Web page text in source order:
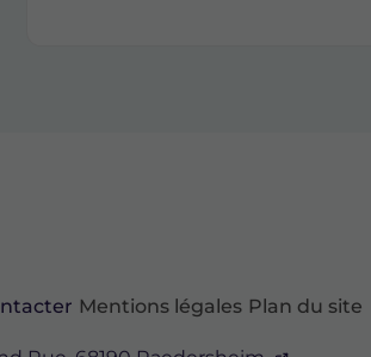
Mentions légales Plan du site